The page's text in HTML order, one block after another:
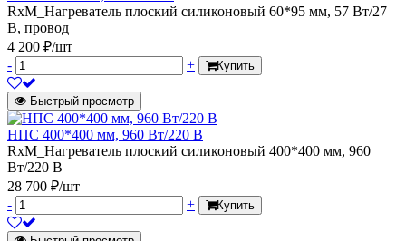
RxM_Нагреватель плоский силиконовый 60*95 мм, 57 Вт/27
В, провод
4 200 ₽/шт
-
+ Купить
Быстрый просмотр
НПС 400*400 мм, 960 Вт/220 В
RxM_Нагреватель плоский силиконовый 400*400 мм, 960
Вт/220 В
28 700 ₽/шт
-
+ Купить